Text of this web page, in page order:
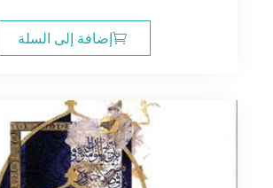
إضافة إلى السلة